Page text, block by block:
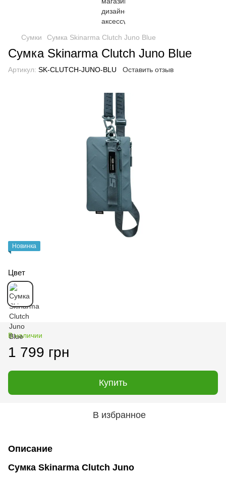
Сумки Сумка Skinarma Clutch Juno Blue
Сумка Skinarma Clutch Juno Blue
Артикул: SK-CLUTCH-JUNO-BLU Оставить отзыв
Новинка
Цвет
В наличии
1 799 грн
Купить
В избранное
Описание
Сумка Skinarma Clutch Juno